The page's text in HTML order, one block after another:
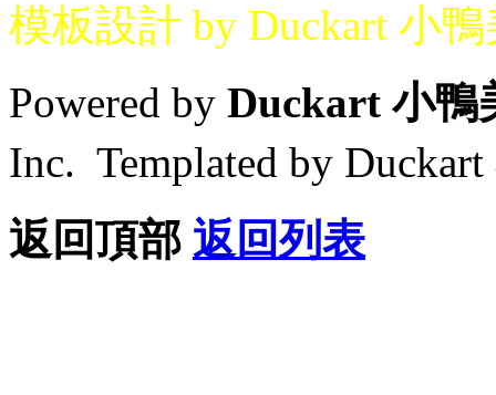
模板設計 by Duckart 小
Powered by Duckart 小鴨
Inc. Templated by
返回頂部 返回列表